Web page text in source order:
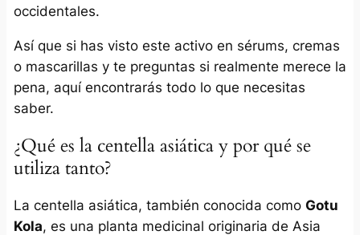
occidentales.
Así que si has visto este activo en sérums, cremas
o mascarillas y te preguntas si realmente merece la
pena, aquí encontrarás todo lo que necesitas
saber.
¿Qué es la centella asiática y por qué se
utiliza tanto?
La centella asiática, también conocida como Gotu
Kola, es una planta medicinal originaria de Asia